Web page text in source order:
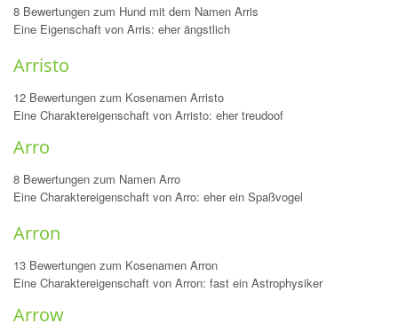
8 Bewertungen zum Hund mit dem Namen Arris
Eine Eigenschaft von Arris: eher ängstlich
Arristo
12 Bewertungen zum Kosenamen Arristo
Eine Charaktereigenschaft von Arristo: eher treudoof
Arro
8 Bewertungen zum Namen Arro
Eine Charaktereigenschaft von Arro: eher ein Spaßvogel
Arron
13 Bewertungen zum Kosenamen Arron
Eine Charaktereigenschaft von Arron: fast ein Astrophysiker
Arrow